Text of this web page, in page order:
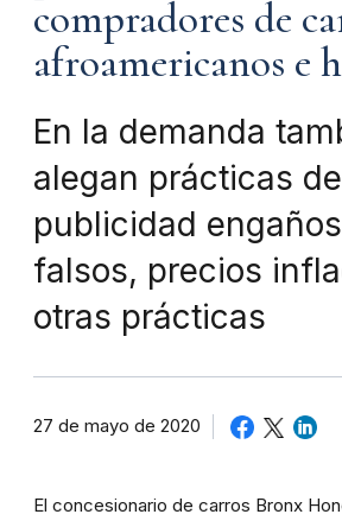
compradores de
afroamericanos e
En la demanda
alegan prácticas de
publicidad
falsos, precios
otras prácticas
27 de mayo de 2020
El concesionario de carros Bronx